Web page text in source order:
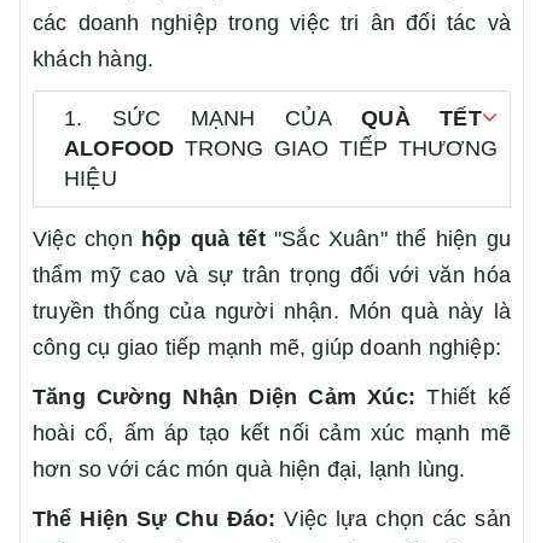
các doanh nghiệp trong việc tri ân đối tác và
khách hàng.
1. SỨC MẠNH CỦAQUÀ TẾT
ALOFOOD TRONG GIAO TIẾP THƯƠNG
HIỆU
Việc chọn hộp quà tết"Sắc Xuân" thể hiện gu
thẩm mỹ cao và sự trân trọng đối với văn hóa
truyền thống của người nhận. Món quà này là
công cụ giao tiếp mạnh mẽ, giúp doanh nghiệp:
Tăng Cường Nhận Diện Cảm Xúc: Thiết kế
hoài cổ, ấm áp tạo kết nối cảm xúc mạnh mẽ
hơn so với các món quà hiện đại, lạnh lùng.
Thể Hiện Sự Chu Đáo: Việc lựa chọn các sản